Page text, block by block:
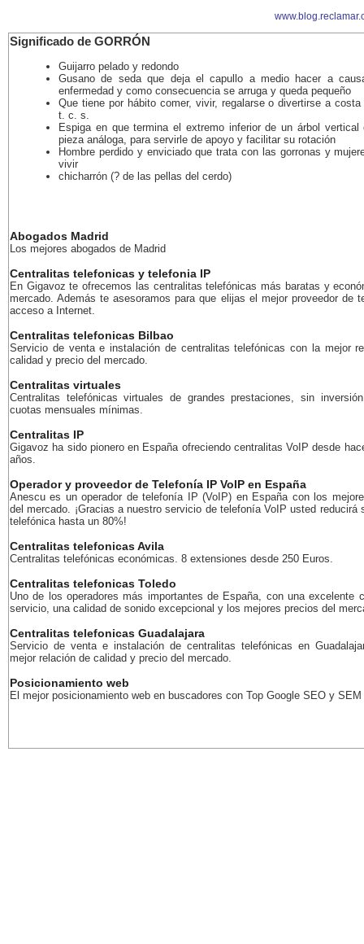
Significado de GORRÓN
Guijarro pelado y redondo
Gusano de seda que deja el capullo a medio hacer a
enfermedad y como consecuencia se arruga y queda pequeño
Que tiene por hábito comer, vivir, regalarse o divertirse a
t. c. s.
Espiga en que termina el extremo inferior de un árbol vertical
pieza análoga, para servirle de apoyo y facilitar su rotación
Hombre perdido y enviciado que trata con las gorronas y
vivir
chicharrón (? de las pellas del cerdo)
Abogados Madrid
Los mejores abogados de Madrid
Centralitas telefonicas y telefonia IP
En Gigavoz te ofrecemos las centralitas telefónicas más baratas y
mercado. Además te asesoramos para que elijas el mejor proveedor de
acceso a Internet.
Centralitas telefonicas Bilbao
Servicio de venta e instalación de centralitas telefónicas con la mejor
calidad y precio del mercado.
Centralitas virtuales
Centralitas telefónicas virtuales de grandes prestaciones, sin
cuotas mensuales mínimas.
Centralitas IP
Gigavoz ha sido pionero en España ofreciendo centralitas VoIP desde
años.
Operador y proveedor de Telefonía IP VoIP en España
Anescu es un operador de telefonía IP (VoIP) en España con los
del mercado. ¡Gracias a nuestro servicio de telefonía VoIP usted reducirá
telefónica hasta un 80%!
Centralitas telefonicas Avila
Centralitas telefónicas económicas. 8 extensiones desde 250 Euros.
Centralitas telefonicas Toledo
Uno de los operadores más importantes de España, con una excelente
servicio, una calidad de sonido excepcional y los mejores precios del
Centralitas telefonicas Guadalajara
Servicio de venta e instalación de centralitas telefónicas en
mejor relación de calidad y precio del mercado.
Posicionamiento web
El mejor posicionamiento web en buscadores con Top Google SEO y SEM